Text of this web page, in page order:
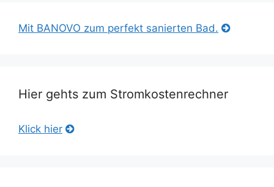
Mit BANOVO zum perfekt sanierten Bad.
Hier gehts zum Stromkostenrechner
Klick hier